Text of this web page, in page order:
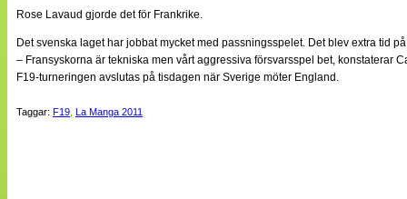
Split vision
Annonsera
Statistik
Kontakt
Rose Lavaud gjorde det för Frankrike.
Det svenska laget har jobbat mycket med passningsspelet. Det blev extra tid
– Fransyskorna är tekniska men vårt aggressiva försvarsspel bet, konstaterar
F19-turneringen avslutas på tisdagen när Sverige möter England.
Taggar: F19 La Manga 2011